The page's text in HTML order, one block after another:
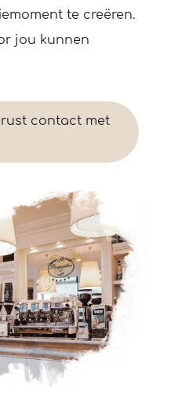
te creëren.
jou kunnen
contact met